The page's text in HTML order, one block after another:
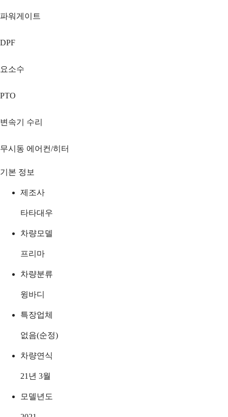
파워게이트
DPF
요소수
PTO
변속기 수리
무시동 에어컨/히터
기본 정보
제조사
타타대우
차량모델
프리마
차량분류
윙바디
특장업체
없음(순정)
차량연식
21년 3월
모델년도